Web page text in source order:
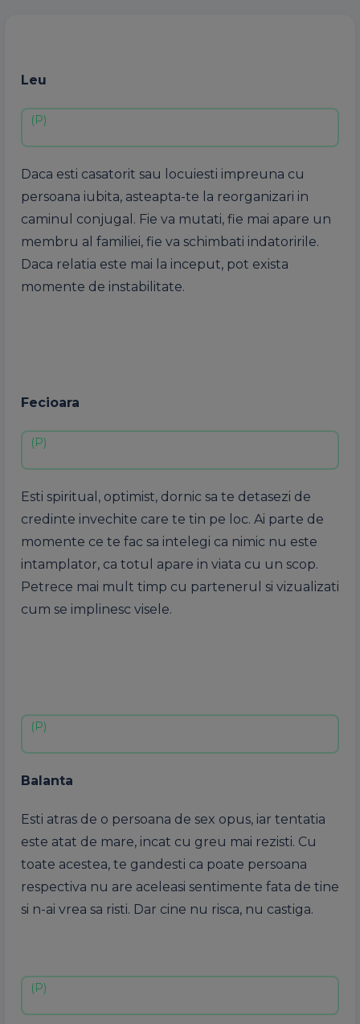
Leu
Daca esti casatorit sau locuiesti impreuna cu
persoana iubita, asteapta-te la reorganizari in
caminul conjugal. Fie va mutati, fie mai apare un
membru al familiei, fie va schimbati indatoririle.
Daca relatia este mai la inceput, pot exista
momente de instabilitate.
Fecioara
Esti spiritual, optimist, dornic sa te detasezi de
credinte invechite care te tin pe loc. Ai parte de
momente ce te fac sa intelegi ca nimic nu este
intamplator, ca totul apare in viata cu un scop.
Petrece mai mult timp cu partenerul si vizualizati
cum se implinesc visele.
Balanta
Esti atras de o persoana de sex opus, iar tentatia
este atat de mare, incat cu greu mai rezisti. Cu
toate acestea, te gandesti ca poate persoana
respectiva nu are aceleasi sentimente fata de tine
si n-ai vrea sa risti. Dar cine nu risca, nu castiga.